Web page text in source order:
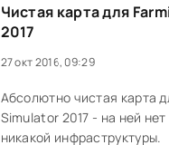
Чистая карта для
2017
27 окт 2016, 09:29
Абсолютно чистая карта
Simulator 2017 - на ней
никакой инфраструктуры.